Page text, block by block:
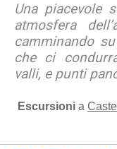
Una piacevole
atmosfera
camminando
che ci
valli, e punti
Escursioni a